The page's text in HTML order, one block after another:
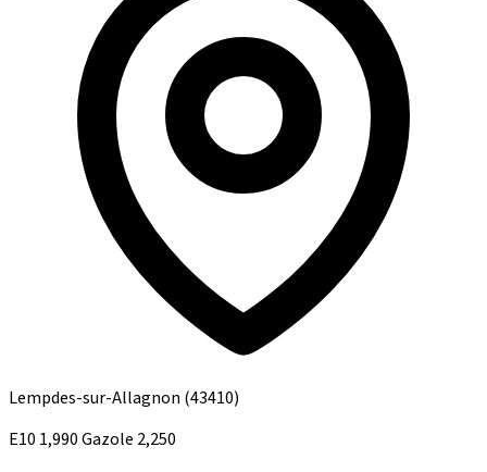
Lempdes-sur-Allagnon (43410)
E10 1,990Gazole 2,250